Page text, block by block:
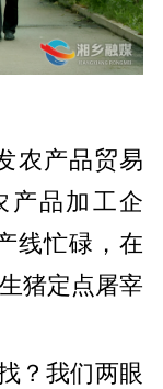
农产品贸易
产品加工企
线忙碌，在
猪定点屠宰
？我们两眼